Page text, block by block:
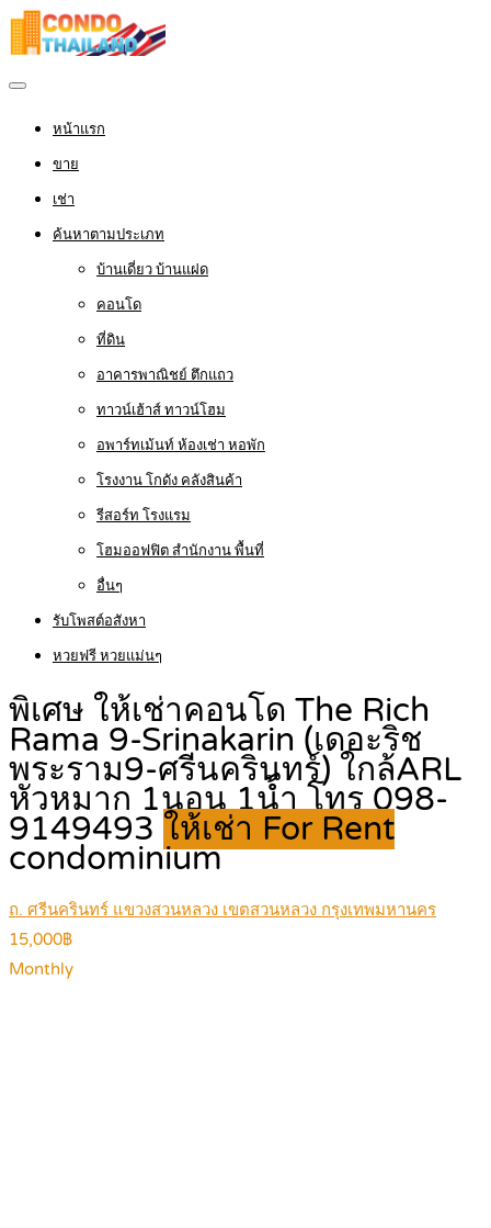
หน้าแรก
ขาย
เช่า
ค้นหาตามประเภท
บ้านเดี่ยว บ้านแฝด
คอนโด
ที่ดิน
อาคารพาณิชย์ ตึกแถว
ทาวน์เฮ้าส์ ทาวน์โฮม
อพาร์ทเม้นท์ ห้องเช่า หอพัก
โรงงาน โกดัง คลังสินค้า
รีสอร์ท โรงแรม
โฮมออฟฟิต สำนักงาน พื้นที่
อื่นๆ
รับโพสต์อสังหา
หวยฟรี หวยแม่นๆ
พิเศษ ให้เช่าคอนโด The Rich
Rama 9-Srinakarin (เดอะริช
พระราม9-ศรีนครินทร์) ใกล้ARL
หัวหมาก 1นอน 1น้ำ โทร 098-
9149493 ให้เช่า For Rent
condominium
ถ. ศรีนครินทร์ แขวงสวนหลวง เขตสวนหลวง กรุงเทพมหานคร
15,000฿
Monthly